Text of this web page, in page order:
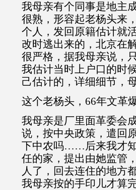
我母亲有个同事是地主
很熟，形容起老杨头来
个人，发回原籍估计就
改时逃出来的，北京在
很严格，据我母亲说，
我估计当时上户口的时
己估计的，详细细节，
这个老杨头，66年文革
我母亲是厂里面革委会
说，按中央政策，遣回
下中农吗……后来我才
任的家，提出由她监管
人了，回去连住的地
我母亲按的手印儿才算完